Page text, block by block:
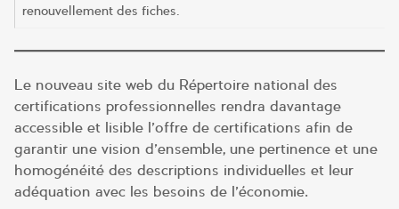
renouvellement des fiches.
Le nouveau site web du Répertoire national des
certifications professionnelles rendra davantage
accessible et lisible l’offre de certifications afin de
garantir une vision d’ensemble, une pertinence et une
homogénéité des descriptions individuelles et leur
adéquation avec les besoins de l’économie.